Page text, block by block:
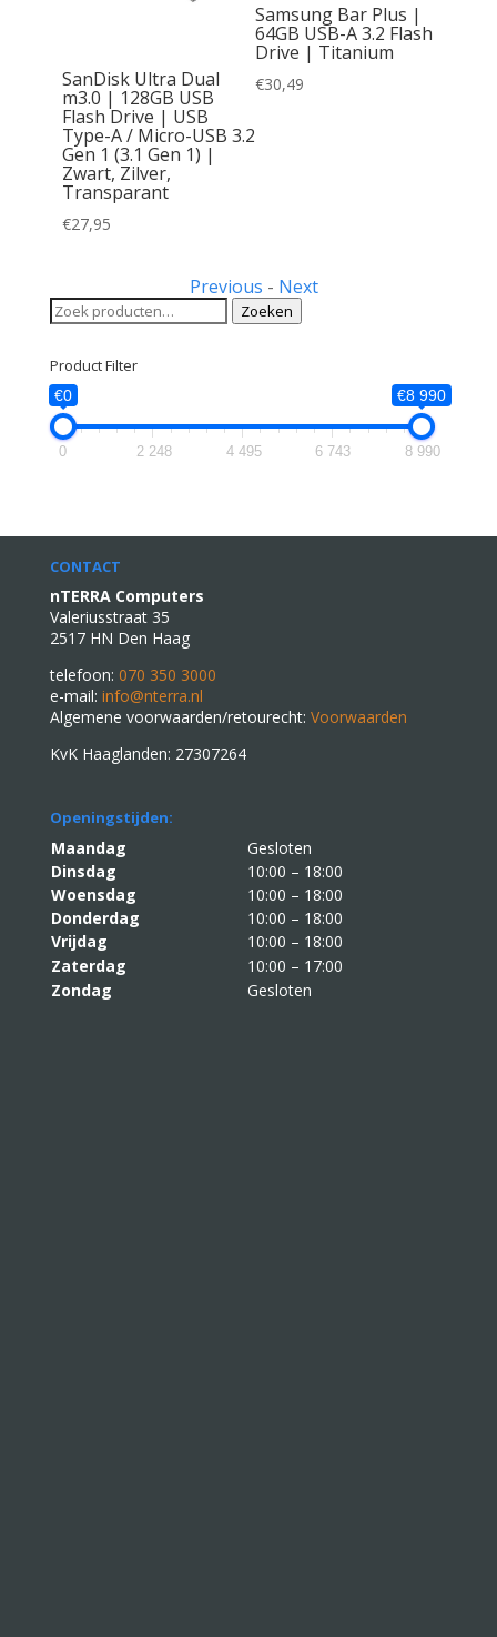
SanDisk Ultra Dual
m3.0 | 128GB USB
Flash Drive | USB
Type-A / Micro-USB 3.2
Gen 1 (3.1 Gen 1) |
Zwart, Zilver,
Transparant
€27,95
Samsung Bar Plus |
64GB USB-A 3.2 Flash
Drive | Titanium
€30,49
Previous - Next
Zoeken
naar:
Zoeken
Product Filter
€0 €8 990
0 2 248 4 495 6 743 8 990
CONTACT
nTERRA Computers
Valeriusstraat 35
2517 HN Den Haag
telefoon: 070 350 3000
e-mail: info@nterra.nl
Algemene voorwaarden/retourecht: Voorwaarden
KvK Haaglanden: 27307264
Openingstijden:
Maandag
Gesloten
Dinsdag
10:00 – 18:00
Woensdag
10:00 – 18:00
Donderdag
10:00 – 18:00
Vrijdag
10:00 – 18:00
Zaterdag
10:00 – 17:00
Zondag
Gesloten